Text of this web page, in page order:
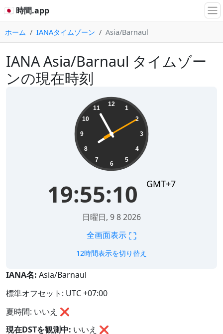
🇯🇵 時間.app
ホーム IANAタイムゾーン Asia/Barnaul
IANA Asia/Barnaul タイムゾー
ンの現在時刻
12
1
2
3
4
5
6
7
8
9
10
11
19:55:10 GMT+7
日曜日, 9 8 2026
全画面表示 ⛶
12時間表示を切り替え
IANA名: Asia/Barnaul
標準オフセット: UTC +07:00
夏時間: いいえ ❌
現在DSTを観測中: いいえ ❌